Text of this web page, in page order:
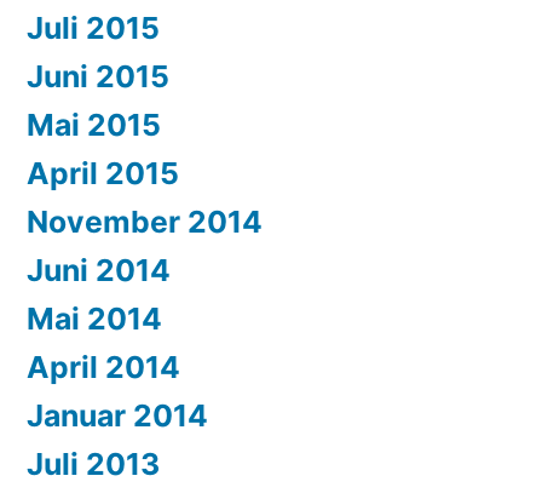
Juli 2015
Juni 2015
Mai 2015
April 2015
November 2014
Juni 2014
Mai 2014
April 2014
Januar 2014
Juli 2013